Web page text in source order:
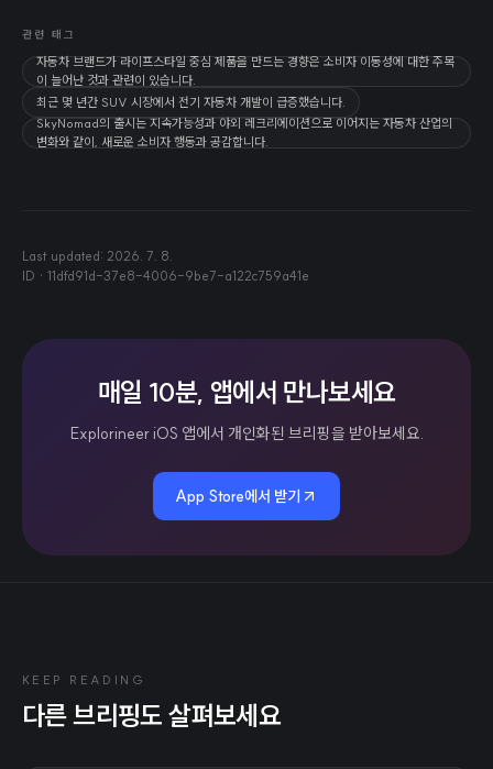
관련 태그
자동차 브랜드가 라이프스타일 중심 제품을 만드는 경향은 소비자 이동성에 대한 주목
이 늘어난 것과 관련이 있습니다.
최근 몇 년간 SUV 시장에서 전기 자동차 개발이 급증했습니다.
SkyNomad의 출시는 지속가능성과 야외 레크리에이션으로 이어지는 자동차 산업의
변화와 같이, 새로운 소비자 행동과 공감합니다.
Last updated: 2026. 7. 8.
ID · 11dfd91d-37e8-4006-9be7-a122c759a41e
매일 10분, 앱에서 만나보세요
Explorineer iOS 앱에서 개인화된 브리핑을 받아보세요.
App Store에서 받기
KEEP READING
다른 브리핑도 살펴보세요